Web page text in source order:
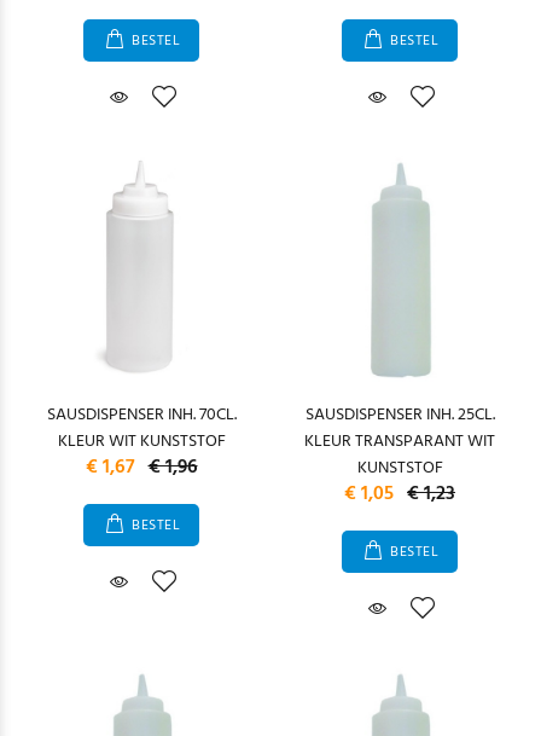
BESTEL BESTEL
SAUSDISPENSER INH. 70CL.
KLEUR WIT KUNSTSTOF
€ 1,67 € 1,96
BESTEL
SAUSDISPENSER INH. 25CL.
KLEUR TRANSPARANT WIT
KUNSTSTOF
€ 1,05 € 1,23
BESTEL